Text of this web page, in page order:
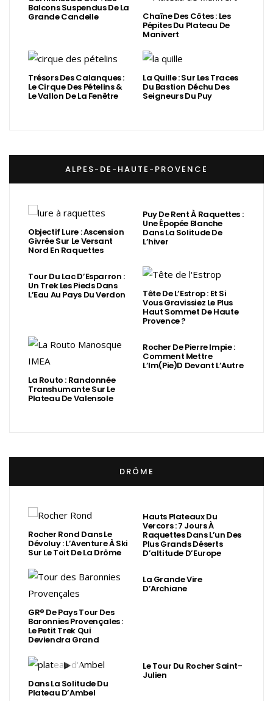
Balcons Suspendus De La
Grande Candelle Chaîne Des Côtes : Les
Pépites Du Plateau De
Manivert
Trésors Des Calanques :
Le Cirque Des Pételins &
Le Vallon De La Fenêtre
La Quille : Sur Les Traces
Du Bastion Déchu Des
Seigneurs Du Puy
ALPES-DE-HAUTE-PROVENCE
Objectif Lure : Ascension
Givrée Sur Le Versant
Nord En Raquettes
Puy De Rent À Raquettes :
Une Épopée Blanche
Dans La Solitude De
L’hiver
Tour Du Lac D’Esparron :
Un Trek Les Pieds Dans
L’Eau Au Pays Du Verdon Tête De L’Estrop : Et Si
Vous Gravissiez Le Plus
Haut Sommet De Haute
Provence ?
La Routo : Randonnée
Transhumante Sur Le
Plateau De Valensole
Rocher De Pierre Impie :
Comment Mettre
L’Im(Pie)d Devant L’Autre
DRÔME
Rocher Rond Dans Le
Dévoluy : L’Aventure À Ski
Sur Le Toit De La Drôme
Hauts Plateaux Du
Vercors : 7 Jours À
Raquettes Dans L’un Des
Plus Grands Déserts
D’altitude D’Europe
GR® De Pays Tour Des
Baronnies Provençales :
Le Petit Trek Qui
Deviendra Grand
La Grande Vire
D’Archiane
Dans La Solitude Du
Plateau D’Ambel
Le Tour Du Rocher Saint-
Julien